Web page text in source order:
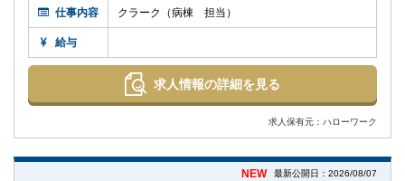
仕事内容 クラーク（病棟 担当）
給与
求人情報の詳細を見る
求人保有元：ハローワーク
NEW 最新公開日：2026/08/07